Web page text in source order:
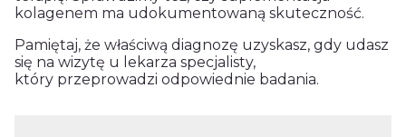
kolagenem ma udokumentowaną skuteczność.
Pamiętaj, że właściwą diagnozę uzyskasz, gdy udasz
się na wizytę u lekarza specjalisty,
który przeprowadzi odpowiednie badania.